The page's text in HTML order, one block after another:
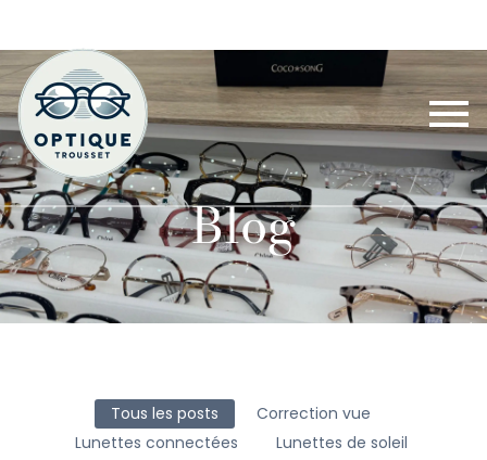
Blog
Tous les posts
Correction vue
Lunettes connectées
Lunettes de soleil